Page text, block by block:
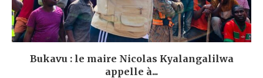
Bukavu : le maire Nicolas Kyalangalilwa
appelle à...